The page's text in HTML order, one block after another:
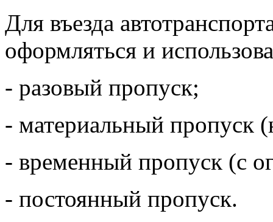
Для въезда
оформляться и
- разовый пропуск;
- материальный пропуск
- временный пропуск (с
- постоянный пропуск.